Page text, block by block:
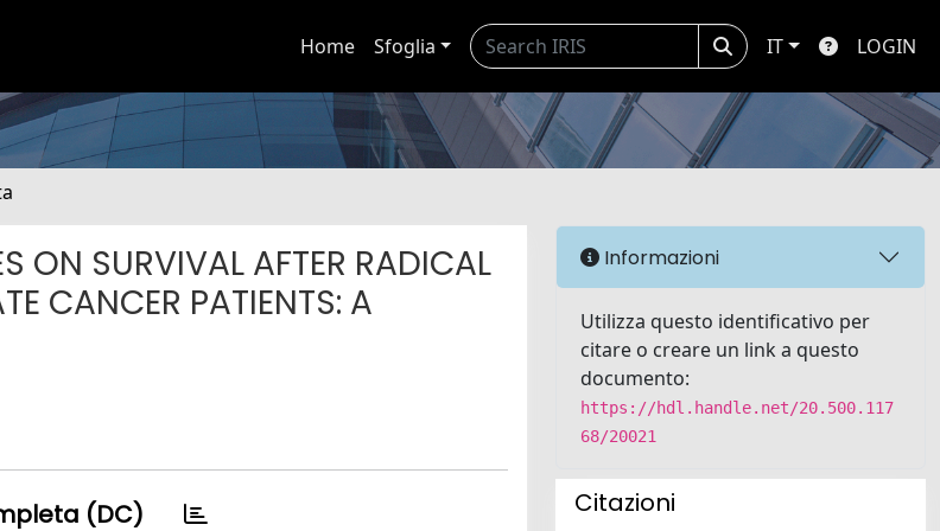
Home Sfoglia IT LOGIN
ON SURVIVAL AFTER RADICAL
CANCER PATIENTS: A
(DC)
Informazioni
Utilizza questo identificativo per
citare o creare un link a questo
documento:
https://hdl.handle.net/20.500.117
68/20021
Citazioni